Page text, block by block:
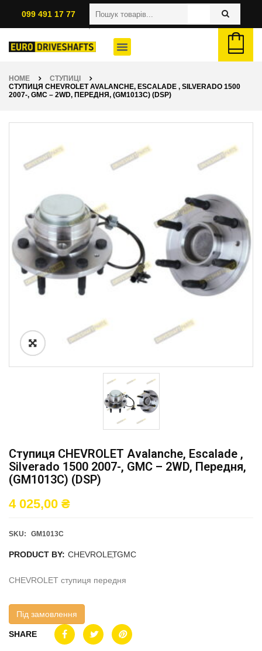
099 491 17 77
HOME
СТУПИЦІ
СТУПИЦЯ CHEVROLET AVALANCHE, ESCALADE , SILVERADO 1500
2007-, GMC – 2WD, ПЕРЕДНЯ, (GM1013C) (DSP)
Ступиця CHEVROLET Avalanche, Escalade ,
Silverado 1500 2007-, GMC – 2WD, Передня,
(GM1013C) (DSP)
4 025,00 ₴
SKU: GM1013C
PRODUCT BY: CHEVROLET
, GMC
CHEVROLET ступиця передня
Під замовлення
SHARE